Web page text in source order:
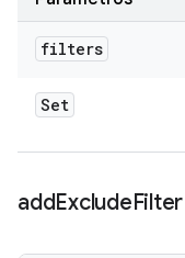
filters
Set
addExcludeFilter